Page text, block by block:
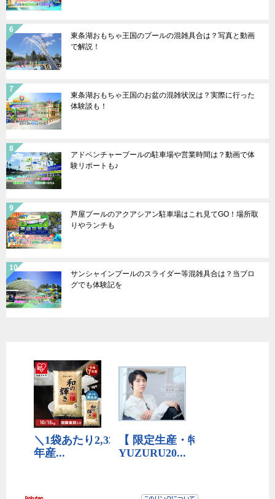
東条湖おもちゃ王国のプールの混雑具合は？写真と動画
で解説！
東条湖おもちゃ王国のお盆の混雑状況は？実際に行った
体験談も！
アドベンチャープールの駐車場や営業時間は？動画で体
験リポートも♪
芦屋プールのアクアシアン駐車場はこれ見てGO！場所取
りやランチも
サンシャインプールのスライダー等混雑具合は？当ブロ
グでも体験記を